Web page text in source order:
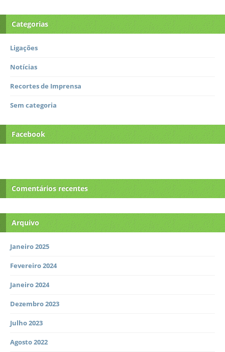
Categorias
Ligações
Notícias
Recortes de Imprensa
Sem categoria
Facebook
Comentários recentes
Arquivo
Janeiro 2025
Fevereiro 2024
Janeiro 2024
Dezembro 2023
Julho 2023
Agosto 2022